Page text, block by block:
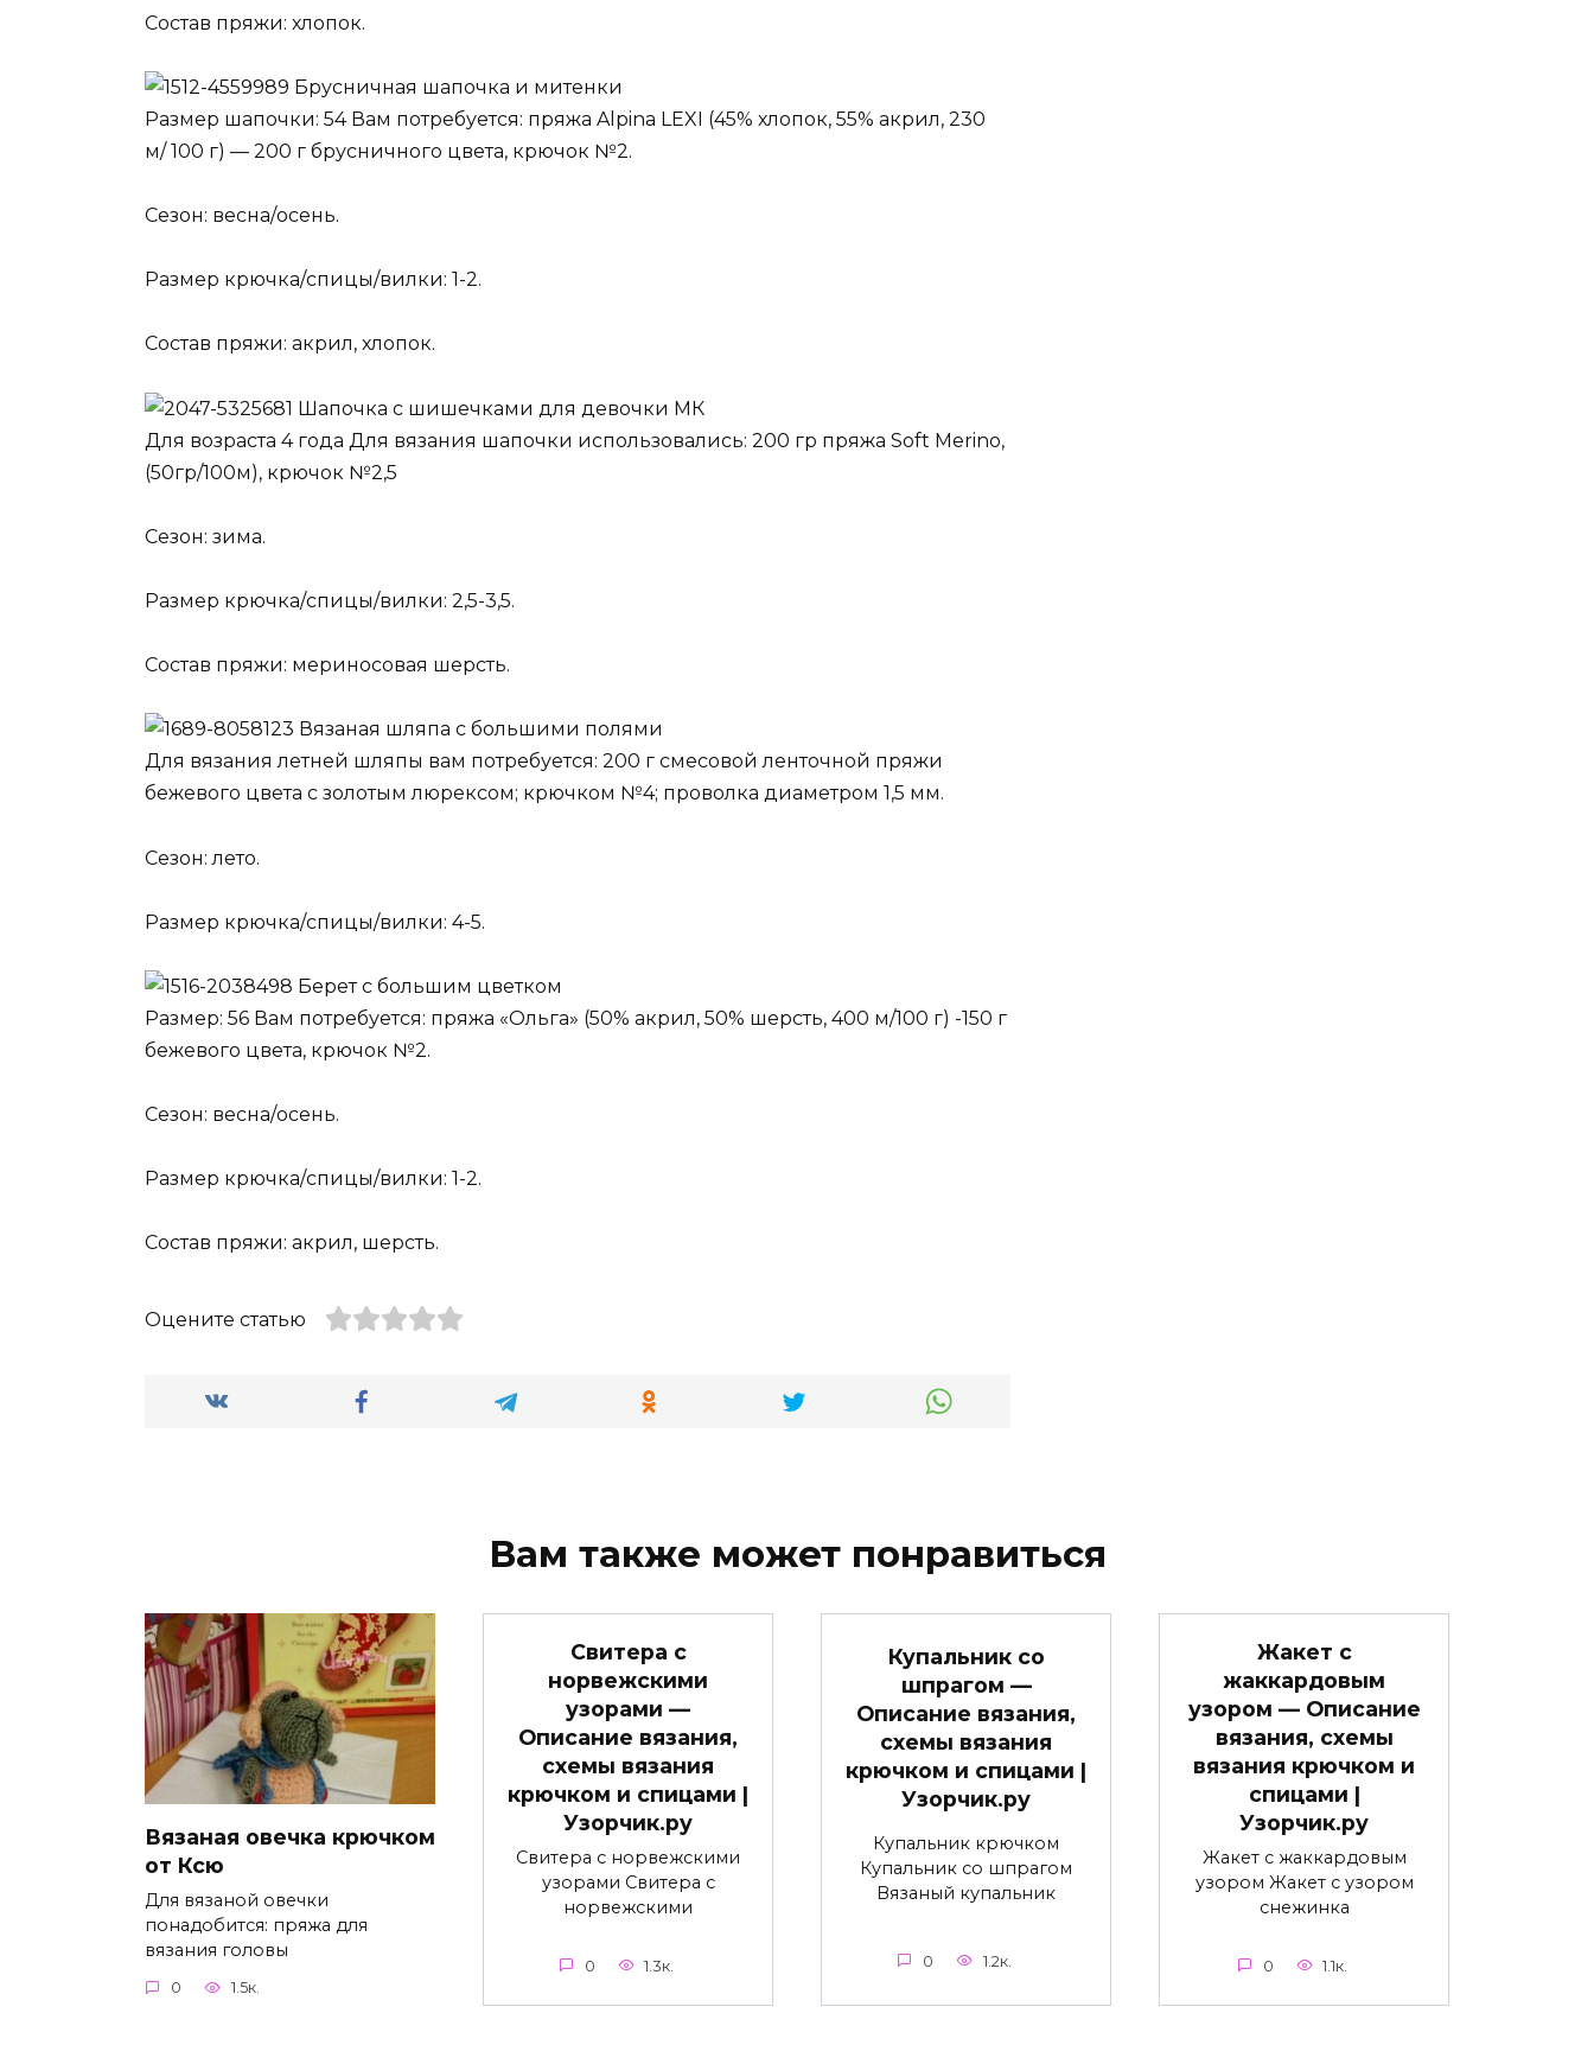
Состав пряжи: хлопок.
Брусничная шапочка и митенки
Размер шапочки: 54 Вам потребуется: пряжа Alpina LEXI (45% хлопок, 55% акрил, 230
м/ 100 г) — 200 г брусничного цвета, крючок №2.
Сезон: весна/осень.
Размер крючка/спицы/вилки: 1-2.
Состав пряжи: акрил, хлопок.
Шапочка с шишечками для девочки МК
Для возраста 4 года Для вязания шапочки использовались: 200 гр пряжа Soft Merino,
(50гр/100м), крючок №2,5
Сезон: зима.
Размер крючка/спицы/вилки: 2,5-3,5.
Состав пряжи: мериносовая шерсть.
Вязаная шляпа с большими полями
Для вязания летней шляпы вам потребуется: 200 г смесовой ленточной пряжи
бежевого цвета с золотым люрексом; крючком №4; проволка диаметром 1,5 мм.
Сезон: лето.
Размер крючка/спицы/вилки: 4-5.
Берет с большим цветком
Размер: 56 Вам потребуется: пряжа «Ольга» (50% акрил, 50% шерсть, 400 м/100 г) -150 г
бежевого цвета, крючок №2.
Сезон: весна/осень.
Размер крючка/спицы/вилки: 1-2.
Состав пряжи: акрил, шерсть.
Оцените статью
Вам также может понравиться
Вязаная овечка крючком
от Ксю
Для вязаной овечки
понадобится: пряжа для
вязания головы
0 1.5к.
Свитера с
норвежскими
узорами —
Описание вязания,
схемы вязания
крючком и спицами |
Узорчик.ру
Свитера с норвежскими
узорами Свитера с
норвежскими
0 1.3к.
Купальник со
шпрагом —
Описание вязания,
схемы вязания
крючком и спицами |
Узорчик.ру
Купальник крючком
Купальник со шпрагом
Вязаный купальник
0 1.2к.
Жакет с
жаккардовым
узором — Описание
вязания, схемы
вязания крючком и
спицами |
Узорчик.ру
Жакет с жаккардовым
узором Жакет с узором
снежинка
0 1.1к.